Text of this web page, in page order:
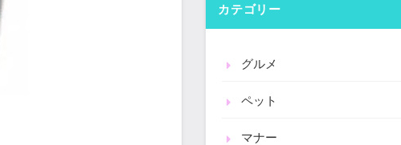
カテゴリー
グルメ
ペット
マナー